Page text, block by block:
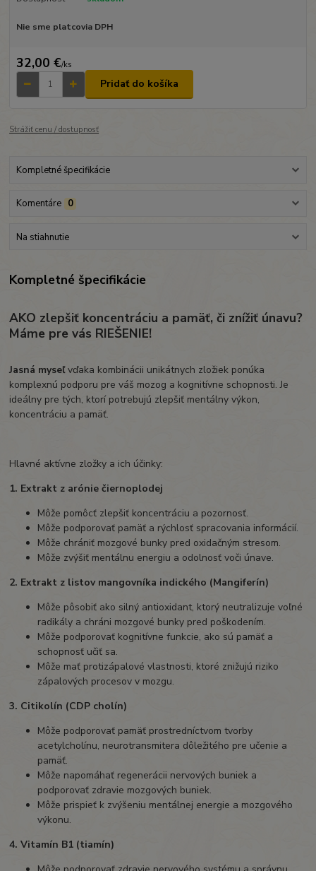
Nie sme platcovia DPH
32,00 €/ks
Pridať do košíka
Strážiť cenu / dostupnosť
Kompletné špecifikácie
Komentáre 0
Na stiahnutie
Kompletné špecifikácie
AKO zlepšiť koncentráciu a pamäť, či znížiť únavu?
Máme pre vás RIEŠENIE!
Jasná myseľvďaka kombinácii unikátnych zložiek ponúka
komplexnú podporu pre váš mozog a kognitívne schopnosti. Je
ideálny pre tých, ktorí potrebujú zlepšiť mentálny výkon,
koncentráciu a pamäť.
Hlavné aktívne zložky a ich účinky:
1. Extrakt z arónie čiernoplodej
Môže pomôcť zlepšiť koncentráciu a pozornosť.
Môže podporovať pamäť a rýchlosť spracovania informácií.
Môže chrániť mozgové bunky pred oxidačným stresom.
Môže zvýšiť mentálnu energiu a odolnosť voči únave.
2. Extrakt z listov mangovníka indického (Mangiferín)
Môže pôsobiť ako silný antioxidant, ktorý neutralizuje voľné
radikály a chráni mozgové bunky pred poškodením.
Môže podporovať kognitívne funkcie, ako sú pamäť a
schopnosť učiť sa.
Môže mať protizápalové vlastnosti, ktoré znižujú riziko
zápalových procesov v mozgu.
3. Citikolín (CDP cholín)
Môže podporovať pamäť prostredníctvom tvorby
acetylcholínu, neurotransmitera dôležitého pre učenie a
pamäť.
Môže napomáhať regenerácii nervových buniek a
podporovať zdravie mozgových buniek.
Môže prispieť k zvýšeniu mentálnej energie a mozgového
výkonu.
4. Vitamín B1 (tiamín)